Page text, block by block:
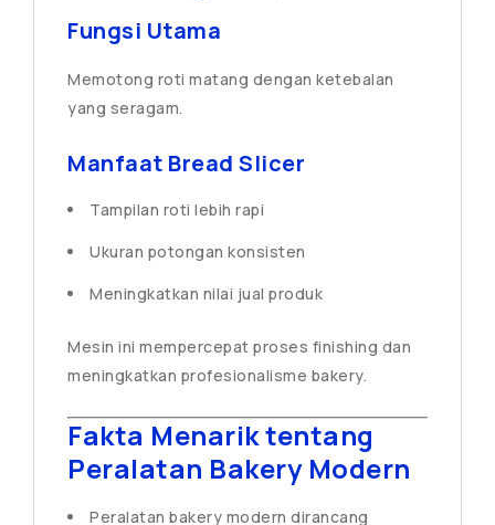
Fungsi Utama
Memotong roti matang dengan ketebalan
yang seragam.
Manfaat Bread Slicer
Tampilan roti lebih rapi
Ukuran potongan konsisten
Meningkatkan nilai jual produk
Mesin ini mempercepat proses finishing dan
meningkatkan profesionalisme bakery.
Fakta Menarik tentang
Peralatan Bakery Modern
Peralatan bakery modern dirancang